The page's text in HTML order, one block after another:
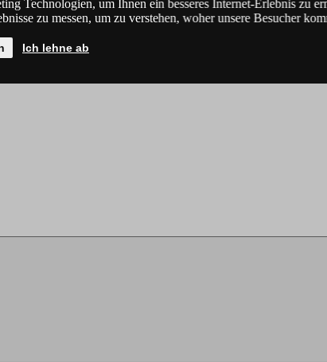
Technologien, um Ihnen ein besseres Internet-Erlebnis zu
zu messen, um zu verstehen, woher unsere Besucher
Ich lehne ab